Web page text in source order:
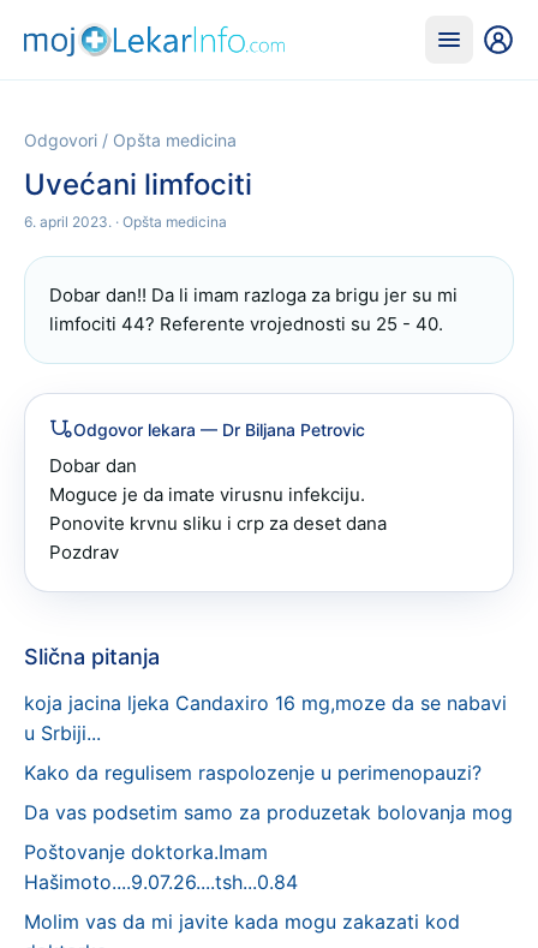
Odgovori / Opšta medicina
Uvećani limfociti
6. april 2023. · Opšta medicina
Dobar dan!! Da li imam razloga za brigu jer su mi
limfociti 44? Referente vrojednosti su 25 - 40.
Odgovor lekara — Dr Biljana Petrovic
Dobar dan
Moguce je da imate virusnu infekciju.
Ponovite krvnu sliku i crp za deset dana
Pozdrav
Slična pitanja
koja jacina ljeka Candaxiro 16 mg,moze da se nabavi
u Srbiji...
Kako da regulisem raspolozenje u perimenopauzi?
Da vas podsetim samo za produzetak bolovanja mog
Poštovanje doktorka.Imam
Hašimoto....9.07.26....tsh...0.84
Molim vas da mi javite kada mogu zakazati kod